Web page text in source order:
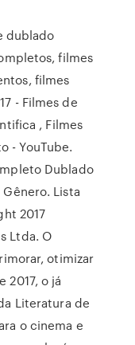
dublado
filmes
filmes
- Filmes de
, Filmes
- YouTube.
Dublado
Gênero. Lista
2017
Ltda. O
otimizar
2017, o já
Literatura de
o cinema e